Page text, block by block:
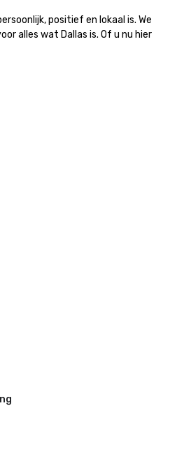
positief en lokaal is. We
alles wat Dallas is. Of u nu hier